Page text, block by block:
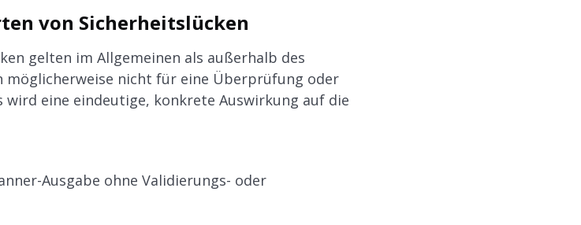
von Sicherheitslücken
gelten im Allgemeinen als außerhalb des
möglicherweise nicht für eine Überprüfung oder
wird eine eindeutige, konkrete Auswirkung auf die
Ausgabe ohne Validierungs- oder